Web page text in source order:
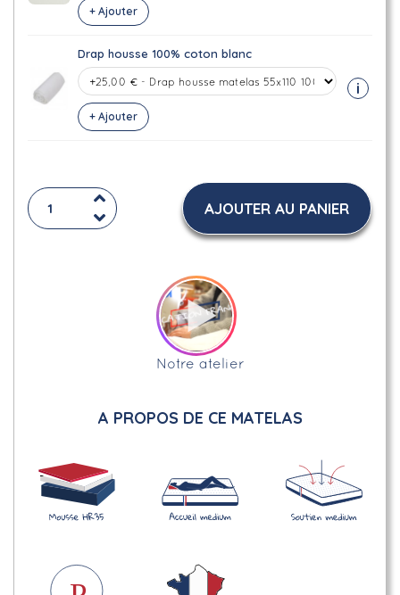
+ Ajouter
Drap housse 100% coton blanc
+ Ajouter
i
AJOUTER AU PANIER
Notre atelier
A PROPOS DE CE MATELAS